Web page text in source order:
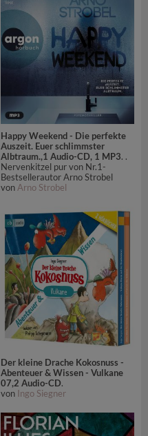
Happy Weekend - Die perfekte
Auszeit. Euer schlimmster
Albtraum.,1 Audio-CD, 1 MP3. .
Nervenkitzel pur von Nr.1-
Bestsellerautor Arno Strobel
von Arno Strobel
Der kleine Drache Kokosnuss -
Abenteuer & Wissen - Vulkane
07,2 Audio-CD.
von Ingo Siegner